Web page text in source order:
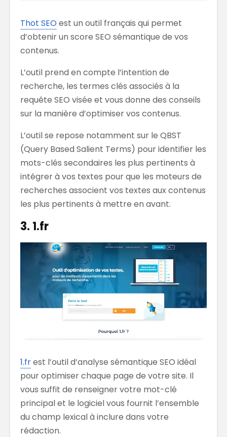
Thot SEOest un outil français qui permet
d’obtenir un score SEO sémantique de vos
contenus.
L’outil prend en compte l’intention de
recherche, les termes clés associés à la
requête SEO visée et vous donne des conseils
sur la manière d’optimiser vos contenus.
L’outil se repose notamment sur le QBST
(Query Based Salient Terms) pour identifier les
mots-clés secondaires les plus pertinents à
intégrer à vos textes pour que les moteurs de
recherches associent vos textes aux contenus
les plus pertinents à mettre en avant.
3. 1.fr
1.frest l’outil d’analyse sémantique SEO idéal
pour optimiser chaque page de votre site. Il
vous suffit de renseigner votre mot-clé
principal et le logiciel vous fournit l’ensemble
du champ lexical à inclure dans votre
rédaction.